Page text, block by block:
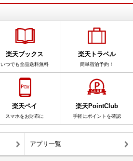
楽天ブックス
いつでも全品送料無料
楽天トラベル
簡単宿泊予約！
楽天ペイ
スマホをお財布に
楽天PointClub
手軽にポイントを確認
アプリ一覧